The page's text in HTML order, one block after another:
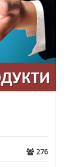
276